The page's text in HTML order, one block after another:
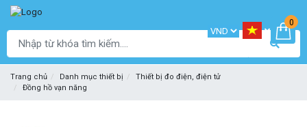
0
Trang chủ Danh mục thiết bị
Thiết bị đo điện, điện tử
Đồng hồ vạn năng